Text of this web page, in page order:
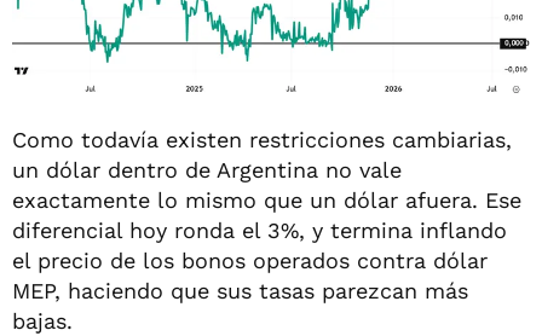
Como todavía existen restricciones cambiarias,
un dólar dentro de Argentina no vale
exactamente lo mismo que un dólar afuera. Ese
diferencial hoy ronda el 3%, y termina inflando
el precio de los bonos operados contra dólar
MEP, haciendo que sus tasas parezcan más
bajas.